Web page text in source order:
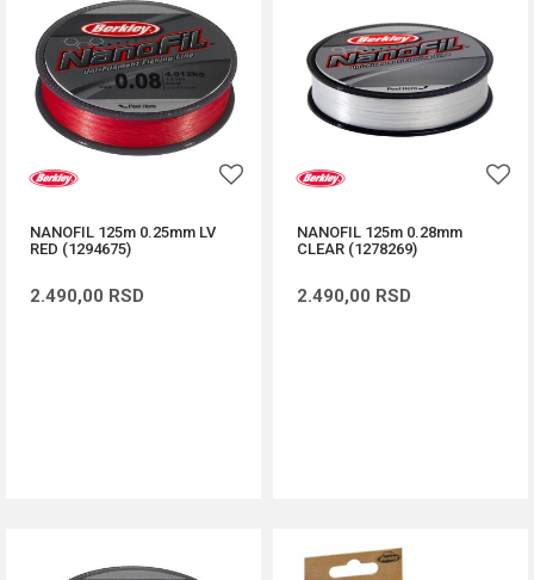
NANOFIL 125m 0.25mm LV
RED (1294675)
2.490,00 RSD
NANOFIL 125m 0.28mm
CLEAR (1278269)
2.490,00 RSD